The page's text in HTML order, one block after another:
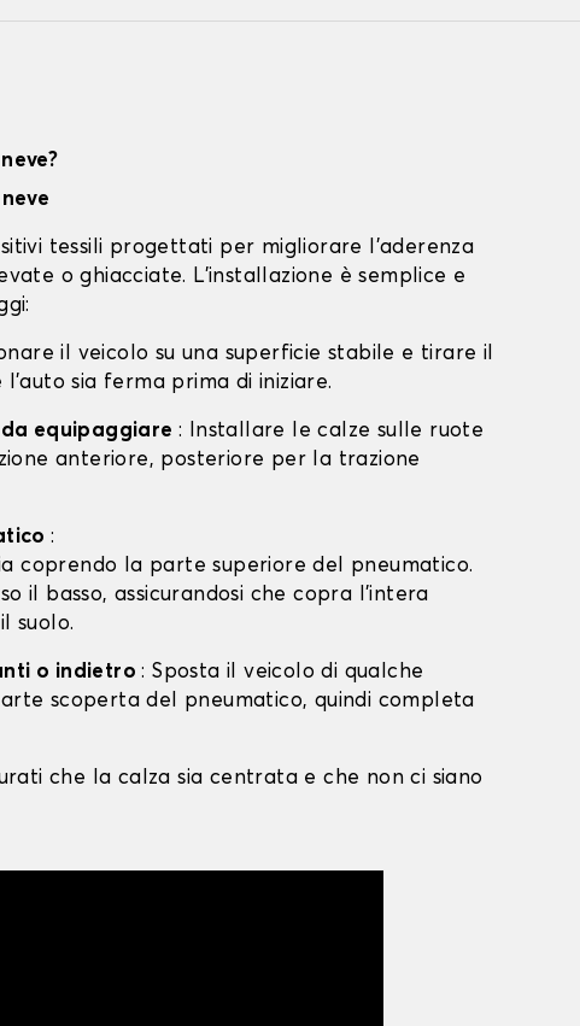
tessili progettati per migliorare l'aderenza
o ghiacciate. L'installazione è semplice e
il veicolo su una superficie stabile e tirare il
sia ferma prima di iniziare.
equipaggiare : Installare le calze sulle ruote
anteriore, posteriore per la trazione
:
coprendo la parte superiore del pneumatico.
il basso, assicurandosi che copra l'intera
suolo.
o indietro: Sposta il veicolo di qualche
scoperta del pneumatico, quindi completa
che la calza sia centrata e che non ci siano